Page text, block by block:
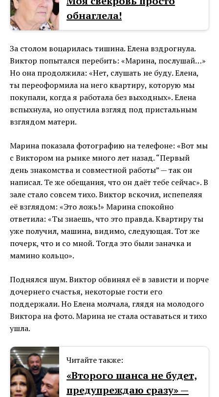
обнаглела!
За столом воцарилась тишина. Елена вздрогнула.
Виктор попытался перебить: «Марина, послушай…»
Но она продолжила: «Нет, слушать не буду. Елена,
ты переоформила на него квартиру, которую мы
покупали, когда я работала без выходных». Елена
вспыхнула, но опустила взгляд под пристальным
взглядом матери.
Марина показала фотографию на телефоне: «Вот мы
с Виктором на рынке много лет назад. “Первый
день знакомства и совместной работы” — так он
написал. Те же обещания, что он даёт тебе сейчас». В
зале стало совсем тихо. Виктор вскочил, испепеляя
её взглядом: «Это ложь!» Марина спокойно
ответила: «Ты знаешь, что это правда. Квартиру ты
уже получил, машина, видимо, следующая. Тот же
почерк, что и со мной. Тогда это были заначка и
мамино кольцо».
Поднялся шум. Виктор обвинял её в зависти и порче
дочернего счастья, некоторые гости его
поддержали. Но Елена молчала, глядя на молодого
Виктора на фото. Марина не стала оставаться и тихо
ушла.
Читайте также:
«Второго шанса не будет,
предупреждаю сразу» —